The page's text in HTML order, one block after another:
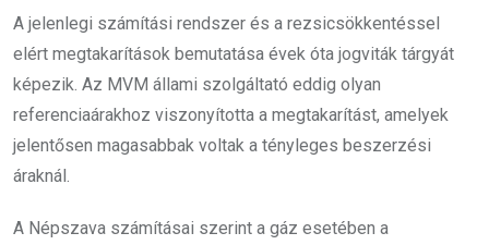
A jelenlegi számítási rendszer és a rezsicsökkentéssel
elért megtakarítások bemutatása évek óta jogviták tárgyát
képezik. Az MVM állami szolgáltató eddig olyan
referenciaárakhoz viszonyította a megtakarítást, amelyek
jelentősen magasabbak voltak a tényleges beszerzési
áraknál.
A Népszava számításai szerint a gáz esetében a